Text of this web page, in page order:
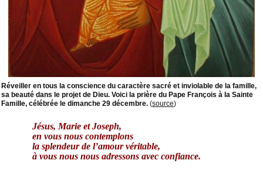
Réveiller en tous la conscience du caractère sacré et inviolable de la famille,
sa beauté dans le projet de Dieu. Voici la prière du Pape François à la Sainte
Famille, célébrée le dimanche 29 décembre. (source)
Jésus, Marie et Joseph,
en vous nous contemplons
la splendeur de l’amour véritable,
à vous nous nous adressons avec confiance.